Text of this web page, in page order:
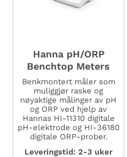
Hanna pH/ORP
Benchtop Meters
Benkmontert måler som
muliggjør raske og
nøyaktige målinger av pH
og ORP ved hjelp av
Hannas HI-11310 digitale
pH-elektrode og HI-36180
digitale ORP-prober.
Leveringstid: 2-3 uker